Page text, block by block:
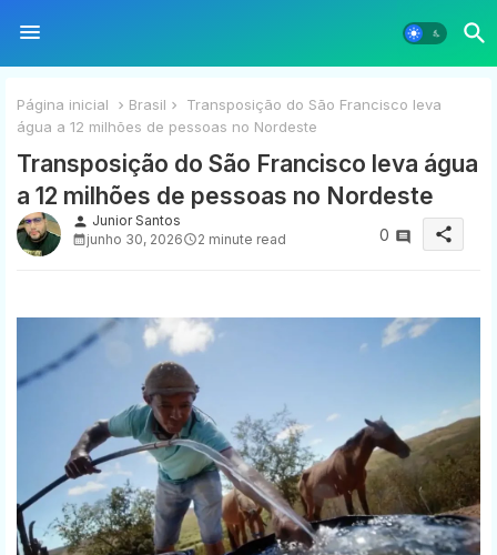
Página inicial Brasil
Transposição do São Francisco leva
água a 12 milhões de pessoas no Nordeste
Transposição do São Francisco leva água
a 12 milhões de pessoas no Nordeste
person Junior Santos
junho 30, 2026
2 minute read 0 share